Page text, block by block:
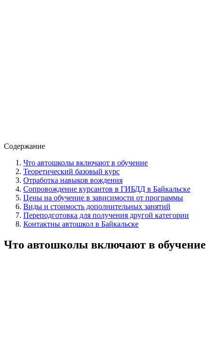
Содержание
Что автошколы включают в обучение
Теоретический базовый курс
Отработка навыков вождения
Сопровождение курсантов в ГИБДД в Байкальске
Цены на обучение в зависимости от программы
Виды и стоимость дополнительных занятий
Переподготовка для получения другой категории
Контактны автошкол в Байкальске
Что автошколы включают в обучение